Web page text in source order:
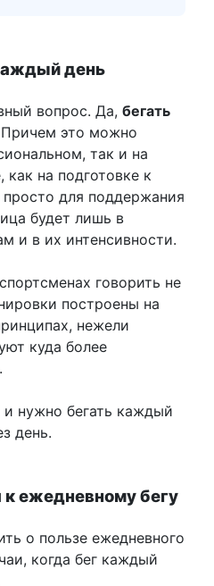
день
вопрос. Да, бегать
это можно
так и на
на подготовке к
для поддержания
будет лишь в
и в их интенсивности.
говорить не
построены на
нежели
куда более
нужно бегать каждый
день.
к ежедневному бегу
о пользе ежедневного
когда бег каждый